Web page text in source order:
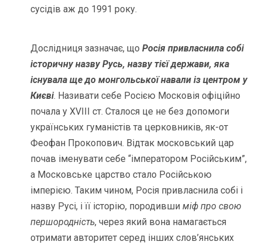
сусідів аж до 1991 року.
Дослідниця зазначає, щоРосія привласнила собі
історичну назву Русь, назву тієї держави, яка
існувала ще до монгольської навали із центром у
Києві. Називати себе Росією Московія офіційно
почала у XVІІІ ст. Сталося це не без допомоги
українських гуманістів та церковників, як-от
Феофан Прокопович. Відтак московський цар
почав іменувати себе “імператором Російським”,
а Московське царство стало Російською
імперією. Таким чином, Росія привласнила собі і
назву Русі, і її історію, породившиміф про свою
першородність, через який вона намагається
отримати авторитет серед інших слов’янських